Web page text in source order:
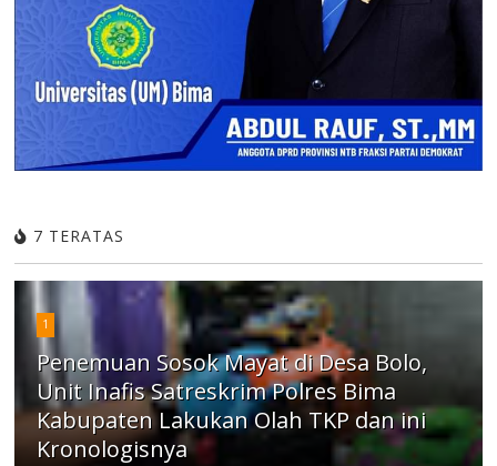
7 TERATAS
1
Penemuan Sosok Mayat di Desa Bolo,
Unit Inafis Satreskrim Polres Bima
Kabupaten Lakukan Olah TKP dan ini
Kronologisnya